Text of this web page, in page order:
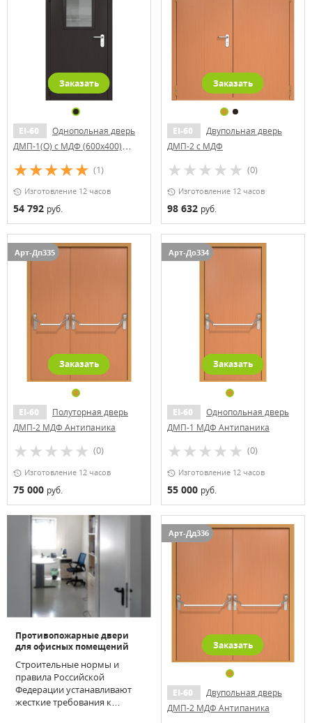
Заказать
EI-60
Однопольная дверь
ДМП-1(О) с МДФ (600х400)
(ручки «хром»)
(1)
Изготовление 12 часов
54 792 руб.
Заказать
EI-60
Двупольная дверь
ДМП-2 с МДФ
(0)
Изготовление 12 часов
98 632 руб.
Арт-Дп335
Заказать
EI-60
Полуторная дверь
ДМП-2 МДФ Антипаника
(0)
Изготовление 12 часов
75 000 руб.
Арт-До334
Заказать
EI-60
Однопольная дверь
ДМП-1 МДФ Антипаника
(0)
Изготовление 12 часов
55 000 руб.
Противопожарные двери
для офисных помещений
Строительные нормы и
правила Российской
Федерации устанавливают
жесткие требования к
Арт-Дд336
Заказать
EI-60
Двупольная дверь
ДМП-2 МДФ Антипаника